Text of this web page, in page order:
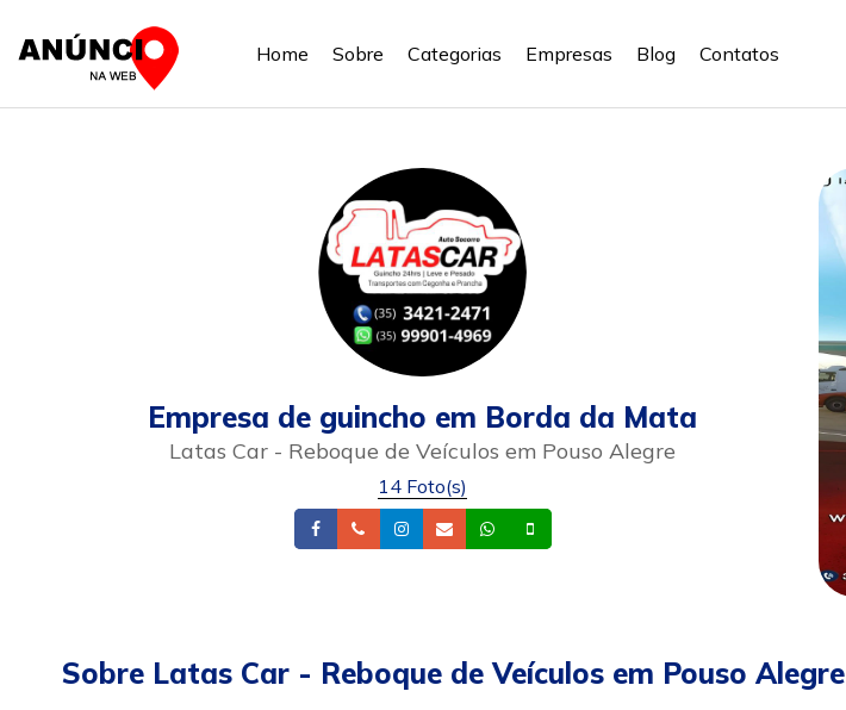
Home Sobre Categorias Empresas Blog Contatos
Empresa de guincho em Borda da Mata
Latas Car - Reboque de Veículos em Pouso Alegre
14 Foto(s)
FacebookTelefoneInstagram
Email Whatsapp
Sobre Latas Car - Reboque de Veículos em Pouso Alegre